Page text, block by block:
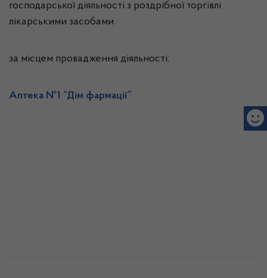
господарської діяльності з роздрібної торгівлі
лікарськими засобами
за місцем провадження діяльності:
Аптека №1 “Дім фармації”